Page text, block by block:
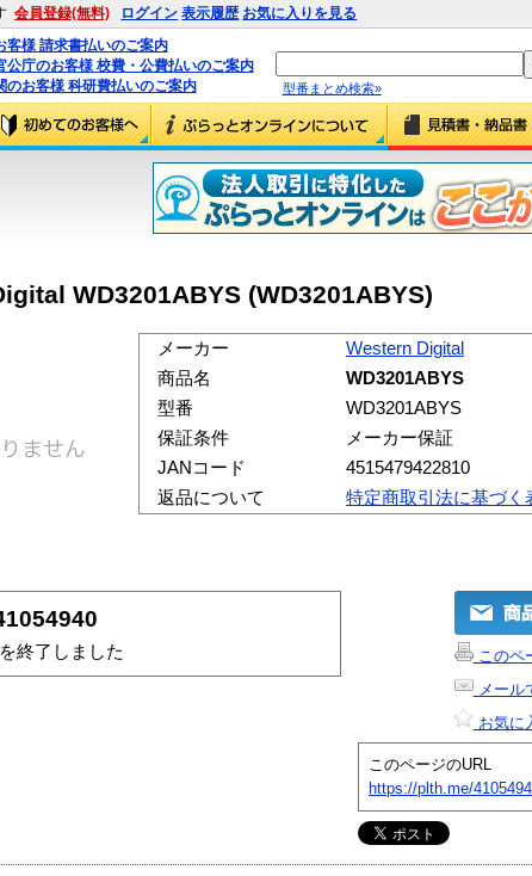
会員登録(無料) ログイン 表示履歴 お気に入りを見る
客様 請求書払いのご案内
公庁のお客様 校費・公費払いのご案内
のお客様 科研費払いのご案内
型番まとめ検索»
WD3201ABYS (WD3201ABYS)
メーカー
Western Digital
商品名
WD3201ABYS
型番
WD3201ABYS
保証条件
メーカー保証
JANコード
4515479422810
返品について
特定商取引法に基づく
終了しました
このペ
メール
お気に
このページのURL
https://plth.me/